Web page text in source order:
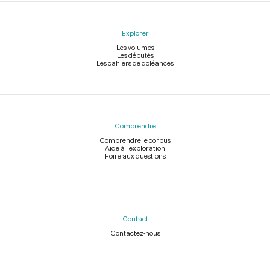
Explorer
Les volumes
Les députés
Les cahiers de doléances
Comprendre
Comprendre le corpus
Aide à l'exploration
Foire aux questions
Contact
Contactez-nous